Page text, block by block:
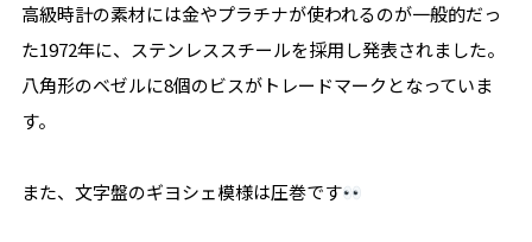
高級時計の素材には金やプラチナが使われるのが一般的だっ
た1972年に、ステンレススチールを採用し発表されました。
八角形のベゼルに8個のビスがトレードマークとなっていま
す。
また、文字盤のギヨシェ模様は圧巻です